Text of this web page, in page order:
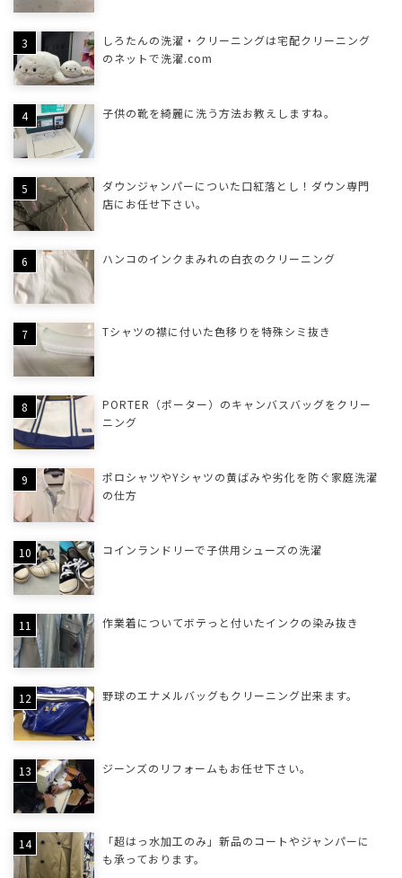
しろたんの洗濯・クリーニングは宅配クリーニング
のネットで洗濯.com
子供の靴を綺麗に洗う方法お教えしますね。
ダウンジャンパーについた口紅落とし！ダウン専門
店にお任せ下さい。
ハンコのインクまみれの白衣のクリーニング
Tシャツの襟に付いた色移りを特殊シミ抜き
PORTER（ポーター）のキャンバスバッグをクリー
ニング
ポロシャツやYシャツの黄ばみや劣化を防ぐ家庭洗濯
の仕方
コインランドリーで子供用シューズの洗濯
作業着についてボテっと付いたインクの染み抜き
野球のエナメルバッグもクリーニング出来ます。
ジーンズのリフォームもお任せ下さい。
「超はっ水加工のみ」新品のコートやジャンパーに
も承っております。